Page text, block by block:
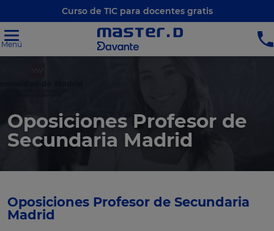
Curso de TIC para docentes gratis
Menú
Oposiciones Profesor de
Secundaria Madrid
Oposiciones Profesor de Secundaria
Madrid